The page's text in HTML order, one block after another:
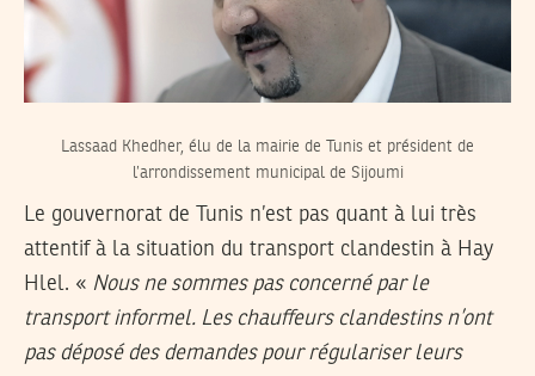
Lassaad Khedher, élu de la mairie de Tunis et président de
l’arrondissement municipal de Sijoumi
Le gouvernorat de Tunis n’est pas quant à lui très
attentif à la situation du transport clandestin à Hay
Hlel. « Nous ne sommes pas concerné par le
transport informel. Les chauffeurs clandestins n’ont
pas déposé des demandes pour régulariser leurs